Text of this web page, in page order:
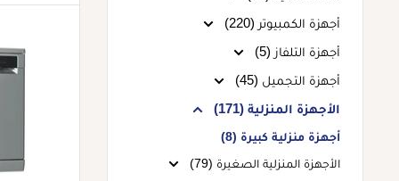
أجهزة الكمبيوتر (220)
أجهزة التلفاز (5)
أجهزة التجميل (45)
الأجهزة المنزلية (171)
أجهزة منزلية كبيرة (8)
الأجهزة المنزلية الصغيرة (79)